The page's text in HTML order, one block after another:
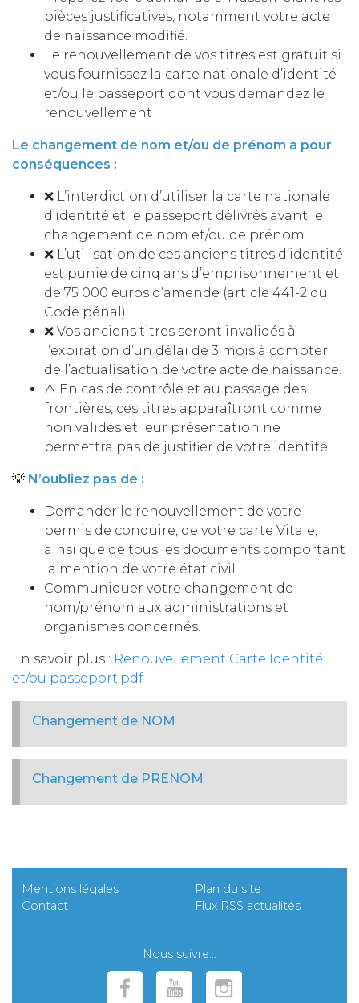
pièces justificatives, notamment votre acte
de naissance modifié.
Le renouvellement de vos titres est gratuit si
vous fournissez la carte nationale d’identité
et/ou le passeport dont vous demandez le
renouvellement
Le changement de nom et/ou de prénom a pour
conséquences :
❌ L’interdiction d’utiliser la carte nationale
d’identité et le passeport délivrés avant le
changement de nom et/ou de prénom.
❌ L’utilisation de ces anciens titres d’identité
est punie de cinq ans d’emprisonnement et
de 75 000 euros d’amende (article 441-2 du
Code pénal).
❌ Vos anciens titres seront invalidés à
l’expiration d’un délai de 3 mois à compter
de l’actualisation de votre acte de naissance.
⚠️​ En cas de contrôle et au passage des
frontières, ces titres apparaîtront comme
non valides et leur présentation ne
permettra pas de justifier de votre identité.
​💡 N’oubliez pas de :
Demander le renouvellement de votre
permis de conduire, de votre carte Vitale,
ainsi que de tous les documents comportant
la mention de votre état civil.
Communiquer votre changement de
nom/prénom aux administrations et
organismes concernés.
En savoir plus : Renouvellement Carte Identité
et/ou passeport.pdf
Changement de NOM
Changement de PRENOM
Mentions légales
Contact
Plan du site
Flux RSS actualités
Nous suivre...